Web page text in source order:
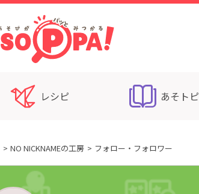
レシピ あそトピ
NO NICKNAMEの工房 フォロー・フォロワー